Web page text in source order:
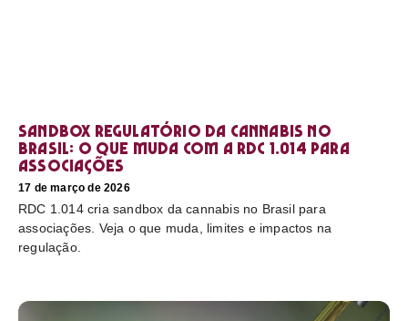
Sandbox regulatório da cannabis no
Brasil: o que muda com a RDC 1.014 para
associações
17 de março de 2026
RDC 1.014 cria sandbox da cannabis no Brasil para
associações. Veja o que muda, limites e impactos na
regulação.